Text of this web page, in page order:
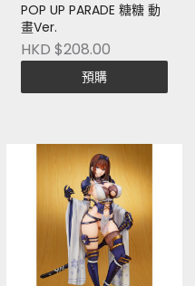
POP UP PARADE 糖糖 動
畫Ver.
HKD $208.00
預購